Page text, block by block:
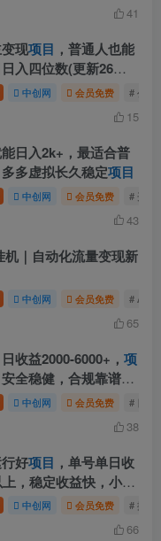
41
现项目 ，普通人也能
入四位数(更新26年8
中创网 会员免费 # 公众
15
日入2k+，最适合普
多虚拟长久稳定项目
中创网 会员免费 # 开四
43
｜自动化流量变现新
中创网 会员免费 # AI
65
收益2000-6000+， 项
全稳健，合规靠谱，
中创网 会员免费 # 日收
38
好项目 ，单号单日收
，稳定收益快，小白
】中创网 会员免费 # 揭秘
66